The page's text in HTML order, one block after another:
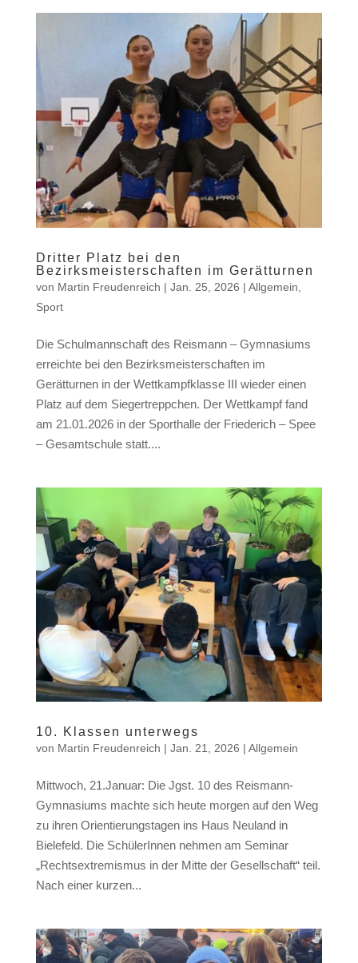
Dritter Platz bei den
Bezirksmeisterschaften im Gerätturnen
von Martin Freudenreich | Jan. 25, 2026 | Allgemein
Sport
Die Schulmannschaft des Reismann – Gymnasiums
erreichte bei den Bezirksmeisterschaften im
Gerätturnen in der Wettkampfklasse III wieder einen
Platz auf dem Siegertreppchen. Der Wettkampf fand
am 21.01.2026 in der Sporthalle der Friederich – Spee
– Gesamtschule statt....
10. Klassen unterwegs
von Martin Freudenreich | Jan. 21, 2026 | Allgemein
Mittwoch, 21.Januar: Die Jgst. 10 des Reismann-
Gymnasiums machte sich heute morgen auf den Weg
zu ihren Orientierungstagen ins Haus Neuland in
Bielefeld. Die SchülerInnen nehmen am Seminar
„Rechtsextremismus in der Mitte der Gesellschaft“ teil.
Nach einer kurzen...